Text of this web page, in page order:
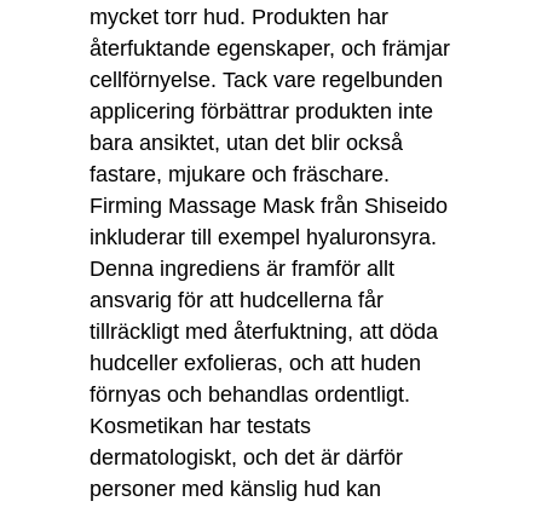
mycket torr hud. Produkten har
återfuktande egenskaper, och främjar
cellförnyelse. Tack vare regelbunden
applicering förbättrar produkten inte
bara ansiktet, utan det blir också
fastare, mjukare och fräschare.
Firming Massage Mask från Shiseido
inkluderar till exempel hyaluronsyra.
Denna ingrediens är framför allt
ansvarig för att hudcellerna får
tillräckligt med återfuktning, att döda
hudceller exfolieras, och att huden
förnyas och behandlas ordentligt.
Kosmetikan har testats
dermatologiskt, och det är därför
personer med känslig hud kan